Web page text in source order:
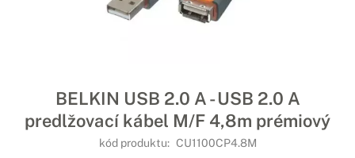
BELKIN USB 2.0 A - USB 2.0 A
predlžovací kábel M/F 4,8m prémiový
kód produktu: CU1100CP4.8M